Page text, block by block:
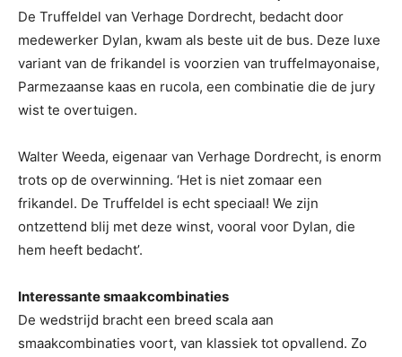
De Truffeldel van Verhage Dordrecht, bedacht door
medewerker Dylan, kwam als beste uit de bus. Deze luxe
variant van de frikandel is voorzien van truffelmayonaise,
Parmezaanse kaas en rucola, een combinatie die de jury
wist te overtuigen.
Walter Weeda, eigenaar van Verhage Dordrecht, is enorm
trots op de overwinning. ‘Het is niet zomaar een
frikandel. De Truffeldel is echt speciaal! We zijn
ontzettend blij met deze winst, vooral voor Dylan, die
hem heeft bedacht’.
Interessante smaakcombinaties
De wedstrijd bracht een breed scala aan
smaakcombinaties voort, van klassiek tot opvallend. Zo